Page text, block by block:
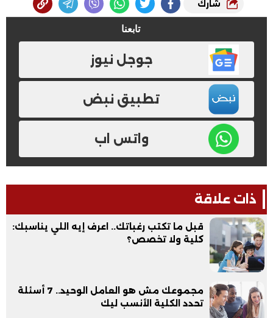
شارك
تابعنا
جوجل نيوز
تطبيق نبض
واتس اب
ذات علاقة
قبل ما تكتب رغباتك.. اعرف إيه اللي يناسبك:
كلية ولا تخصص؟
مجموعك مش هو العامل الوحيد.. 7 أسئلة
تحدد الكلية الأنسب ليك